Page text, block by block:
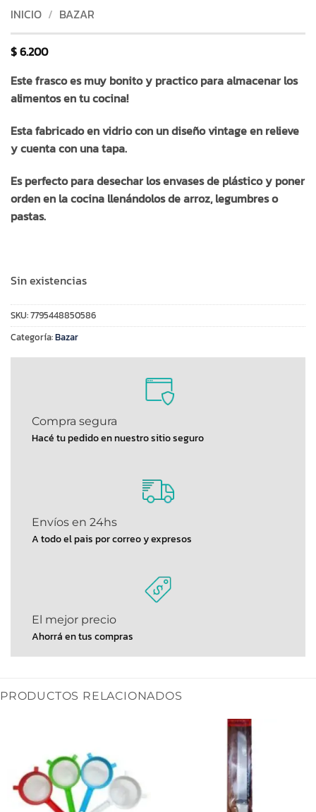
INICIO / BAZAR
$6.200
Este frasco es muy bonito y practico para almacenar los
alimentos en tu cocina!
Esta fabricado en vidrio con un diseño vintage en relieve
y cuenta con una tapa.
Es perfecto para desechar los envases de plástico y poner
orden en la cocina llenándolos de arroz, legumbres o
pastas.
Sin existencias
SKU:7795448850586
Categoría:Bazar
Compra segura
Hacé tu pedido en nuestro sitio seguro
Envíos en 24hs
A todo el pais por correo y expresos
El mejor precio
Ahorrá en tus compras
PRODUCTOS RELACIONADOS